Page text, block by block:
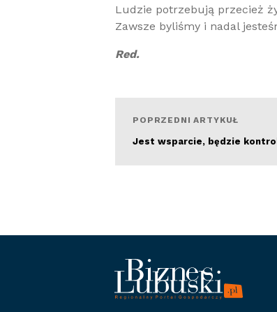
Ludzie potrzebują przecież
Zawsze byliśmy i nadal
Red.
POPRZEDNI ARTYKUŁ
Jest wsparcie, będzie